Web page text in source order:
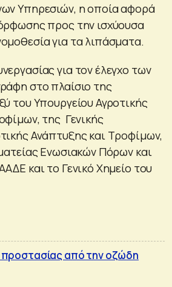
Υπηρεσιών, η οποία αφορά
προς την ισχύουσα
για τα λιπάσματα.
για τον έλεγχο των
στο πλαίσιο της
του Υπουργείου Αγροτικής
της Γενικής
Ανάπτυξης και Τροφίμων,
Ενωσιακών Πόρων και
και το Γενικό Χημείο του
από την οζώδη